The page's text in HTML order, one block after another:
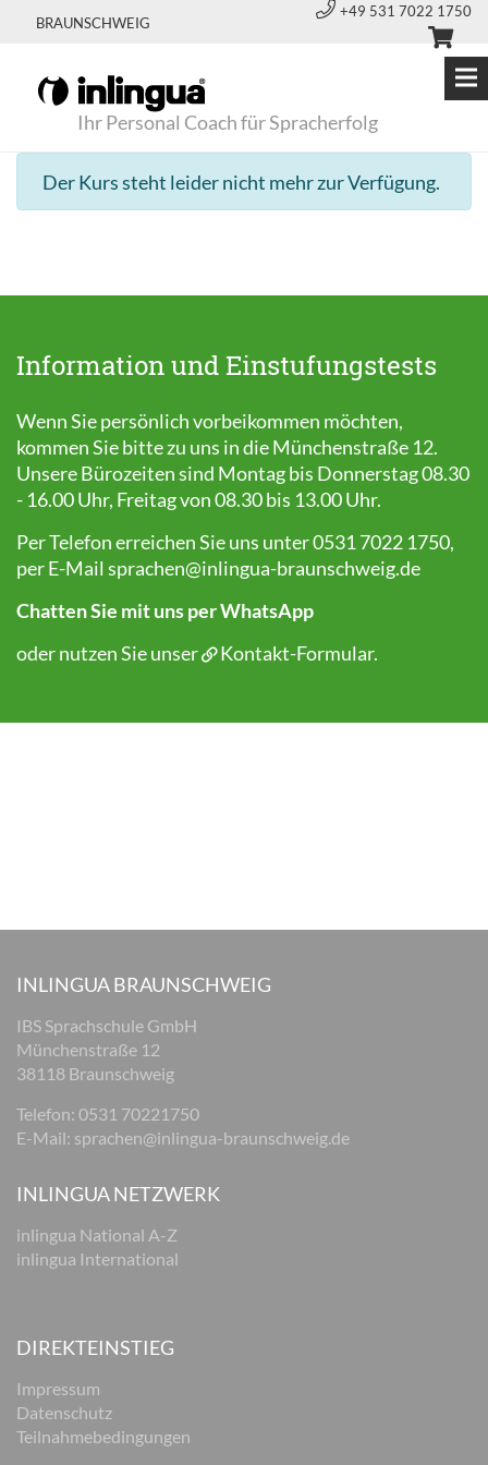
BRAUNSCHWEIG
+49 531 7022 1750
Ihr Personal Coach für Spracherfolg
Der Kurs steht leider nicht mehr zur Verfügung.
Information und Einstufungstests
Wenn Sie persönlich vorbeikommen möchten,
kommen Sie bitte zu uns in die Münchenstraße 12.
Unsere Bürozeiten sind Montag bis Donnerstag 08.30
- 16.00 Uhr, Freitag von 08.30 bis 13.00 Uhr.
Per Telefon erreichen Sie uns unter 0531 7022 1750,
per E-Mail sprachen@inlingua-braunschweig.de
Chatten Sie mit uns per WhatsApp
oder nutzen Sie unser
Kontakt-Formular.
INLINGUA BRAUNSCHWEIG
IBS Sprachschule GmbH
Münchenstraße 12
38118 Braunschweig
Telefon: 0531 70221750
E-Mail: sprachen@inlingua-braunschweig.de
INLINGUA NETZWERK
inlingua National A-Z
inlingua International
DIREKTEINSTIEG
Impressum
Datenschutz
Teilnahmebedingungen